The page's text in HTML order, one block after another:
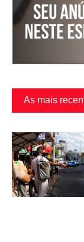
As mais